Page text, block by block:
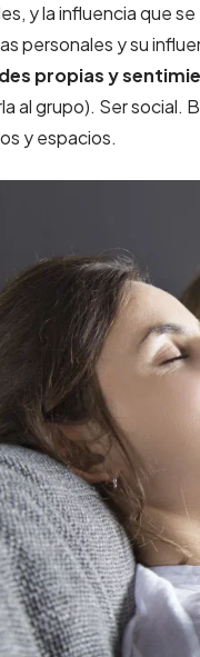
y la influencia que
personales y su
propias y
al grupo). Ser social.
y espacios.